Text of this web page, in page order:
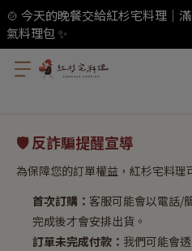
🍲 今天的晚餐交給紅杉宅料理｜
氣料理包 ✨
🛡️ 反詐騙提醒宣導
為保障您的訂單權益，紅杉宅料理
首次訂購： 客服可能會以電話/
完成後才會安排出貨。
訂單未完成付款： 我們可能會